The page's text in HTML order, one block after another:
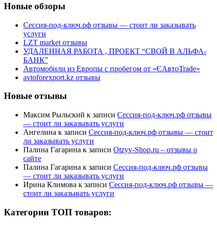
Новые обзоры
Сессия-под-ключ.рф отзывы — стоит ли заказывать
услуги
LZT market отзывы
УДАЛЕННАЯ РАБОТА , ПРОЕКТ “СВОЙ В АЛЬФА-
БАНК”
Автомобили из Европы с пробегом от «ЄАвтоTrаde»
avtoforexport.kz отзывы
Новые отзывы
Максим Рыльский к записи Сессия-под-ключ.рф отзывы
— стоит ли заказывать услуги
Ангелина к записи Сессия-под-ключ.рф отзывы — стоит
ли заказывать услуги
Палина Гагарина к записи Otzyv-Shop.ru – отзывы о
сайте
Палина Гагарина к записи Сессия-под-ключ.рф отзывы
— стоит ли заказывать услуги
Ирина Климова к записи Сессия-под-ключ.рф отзывы —
стоит ли заказывать услуги
Категории ТОП товаров: